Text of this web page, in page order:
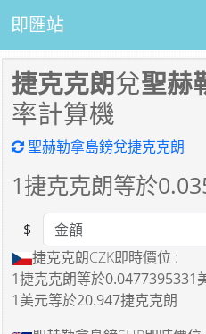
即匯站
捷克克朗兌聖赫
率計算機
聖赫勒拿島鎊兌捷克克朗
1捷克克朗等於
Amount
$
捷克克朗CZK即時價位 :
1捷克克朗等於0.0477395331
1美元等於20.947捷克克朗